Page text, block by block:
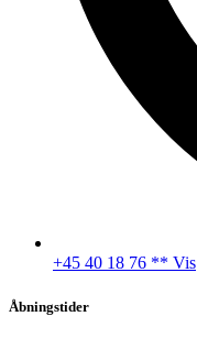
+45 40 18 76 ** Vis
Åbningstider